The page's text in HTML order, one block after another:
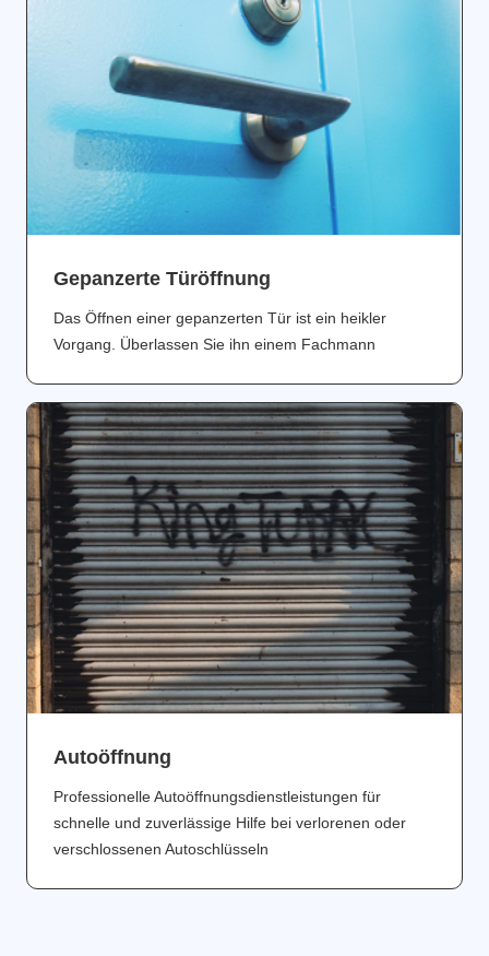
Gepanzerte Türöffnung
Das Öffnen einer gepanzerten Tür ist ein heikler
Vorgang. Überlassen Sie ihn einem Fachmann
Аutoöffnung
Professionelle Autoöffnungsdienstleistungen für
schnelle und zuverlässige Hilfe bei verlorenen oder
verschlossenen Autoschlüsseln